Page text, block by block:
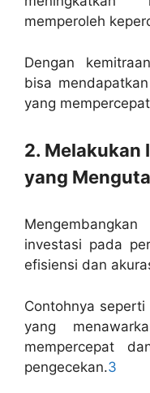
memperoleh
Dengan
bisa
yang
2. Melakukan
yang
investasi pada
efisiensi dan
Contohnya
yang
mempercepat
pengecekan.3